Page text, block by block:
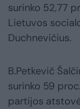
surinko 52,77
Lietuvos
Duchnevičius.
B.Petkevič
surinko 59
partijos